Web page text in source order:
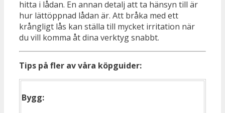
hitta i lådan. En annan detalj att ta hänsyn till är
hur lättöppnad lådan är. Att bråka med ett
krångligt lås kan ställa till mycket irritation när
du vill komma åt dina verktyg snabbt.
Tips på fler av våra köpguider:
Bygg: